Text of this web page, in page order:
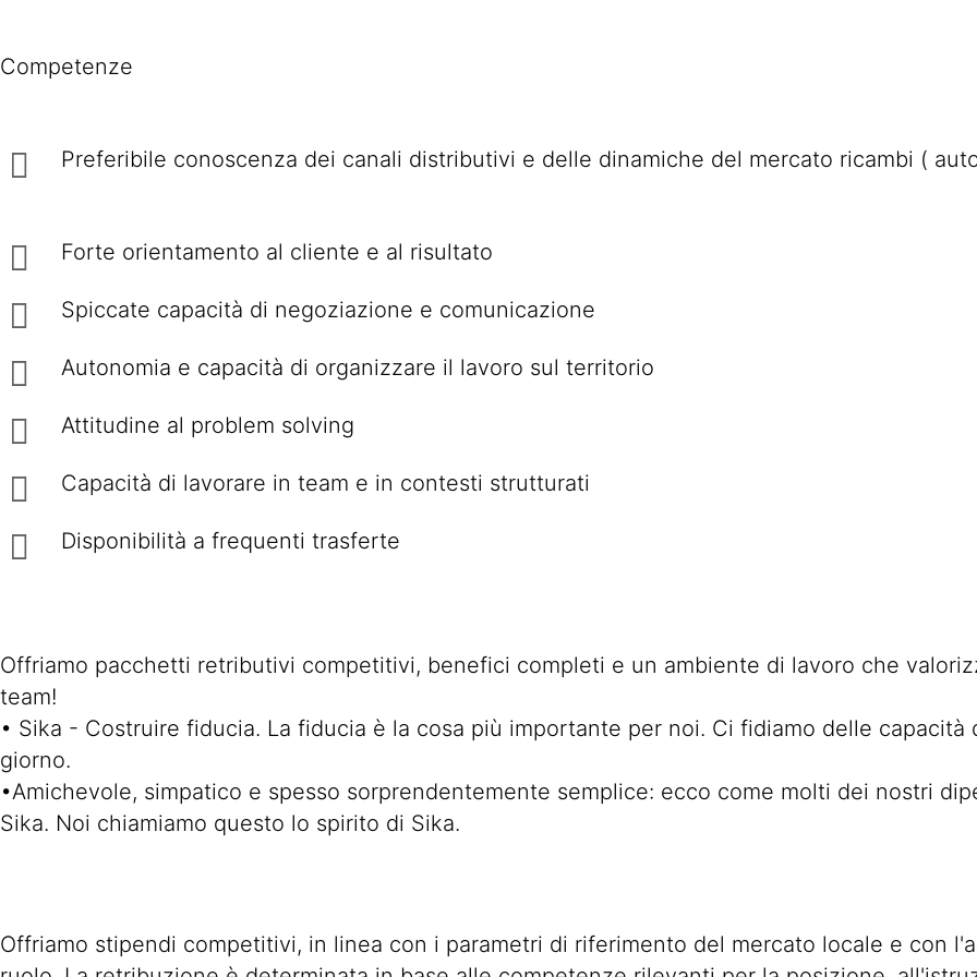
Competenze
Preferibile conoscenza dei canali distributivi e delle dinamiche del mercato ricambi (
Forte orientamento al cliente e al risultato
Spiccate capacità di negoziazione e comunicazione
Autonomia e capacità di organizzare il lavoro sul territorio
Attitudine al problem solving
Capacità di lavorare in team e in contesti strutturati
Disponibilità a frequenti trasferte
Offriamo pacchetti retributivi competitivi, benefici completi e un ambiente di lavoro che
team!
• Sika - Costruire fiducia. La fiducia è la cosa più importante per noi. Ci fidiamo delle
giorno.
•Amichevole, simpatico e spesso sorprendentemente semplice: ecco come molti dei nostri
Sika. Noi chiamiamo questo lo spirito di Sika.
Offriamo stipendi competitivi, in linea con i parametri di riferimento del mercato locale e con